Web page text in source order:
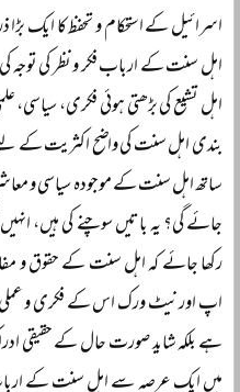
اسرائیل کے استحکام و تحفظ کا ایک
اہل سنت کے ارباب فکر و نظر کی توجہ
اہل تشیع کی بڑھتی ہوئی فکری، سیاسی،
بندی اہل سنت کی واضح اکثریت کے
ساتھ اہل سنت کے موجودہ سیاسی و
جائے گی؟ یہ باتیں سوچنے کی ہیں،
رکھا جائے کہ اہل سنت کے حقوق و
اپ اور نیٹ ورک اس کے فکری و
ہے بلکہ شاید صورت حال کے حقیقی
میں ایک عرصہ سے اہل سنت کے